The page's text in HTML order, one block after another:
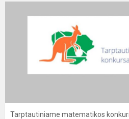
Tarptautiniame matematikos